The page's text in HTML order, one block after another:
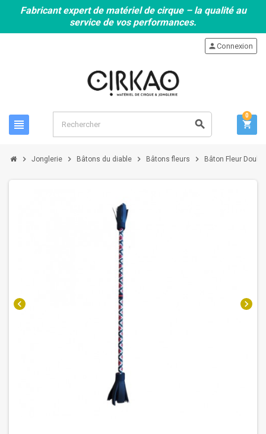
Fabricant expert de matériel de cirque – la qualité au
service de vos performances.
view_headline search
personConnexion
shopping_cart
0
chevron_right Jonglerie chevron_right Bâtons du diable chevron_right Bâtons fleurs chevron_right Bâton Fleur
chevron_left chevron_right